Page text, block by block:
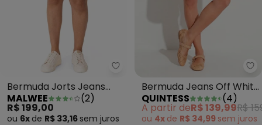
Malwee - Bermuda Jorts Jeans
Bermuda Jorts Jeans
Cintura Alta Azul
MALWEE (2)
R$ 199,00
ou 6x de R$ 33,16 sem juros
Bermuda Jeans Off White
Cintura Alta Modelagem
Reta 100% Algodão
QUINTESS (4)
A partir deR$ 139,99R$
ou 4x de R$ 34,99 sem juros